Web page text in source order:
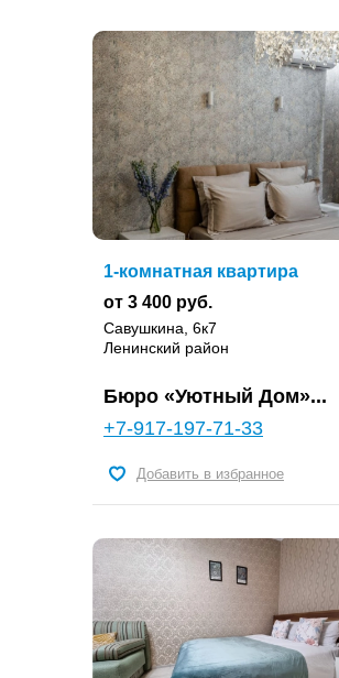
1-комнатная квартира
от 3 400 руб.
Савушкина, 6к7
Ленинский район
Бюро «Уютный Дом»...
+7-917-197-71-33
Добавить в избранное